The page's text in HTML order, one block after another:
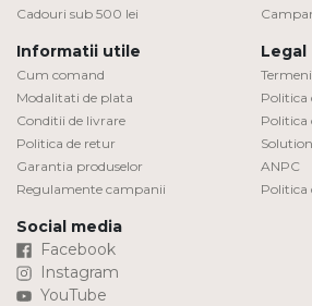
Cadouri sub 500 lei
Informatii utile
Cum comand
Modalitati de plata
Conditii de livrare
Politica de retur
Garantia produselor
Regulamente campanii
Legal
Politica
Politica
ANPC
Politica
Social media
Facebook
Instagram
YouTube